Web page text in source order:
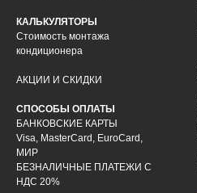
КАЛЬКУЛЯТОРЫ
Стоимость монтажа
кондиционера
АКЦИИ И СКИДКИ
СПОСОБЫ ОПЛАТЫ
БАНКОВСКИЕ КАРТЫ
Visa, MasterCard, EuroCard,
МИР
БЕЗНАЛИЧНЫЕ ПЛАТЕЖИ С
НДС 20%